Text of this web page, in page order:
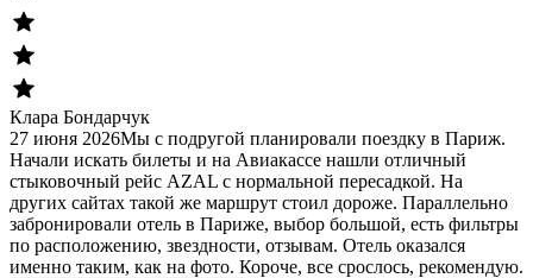
Клара Бондарчук
27 июня 2026Мы с подругой планировали поездку в Париж.
Начали искать билеты и на Авиакассе нашли отличный
стыковочный рейс AZAL с нормальной пересадкой. На
других сайтах такой же маршрут стоил дороже. Параллельно
забронировали отель в Париже, выбор большой, есть фильтры
по расположению, звездности, отзывам. Отель оказался
именно таким, как на фото. Короче, все срослось, рекомендую.